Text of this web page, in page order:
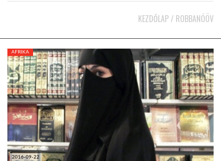
KÖZEL-KELET
AUSZTRÁLIA
A VILÁG ITTHON
KEZDŐLAP / ROBBANÓÖV
2016-09-22
AFRIKA